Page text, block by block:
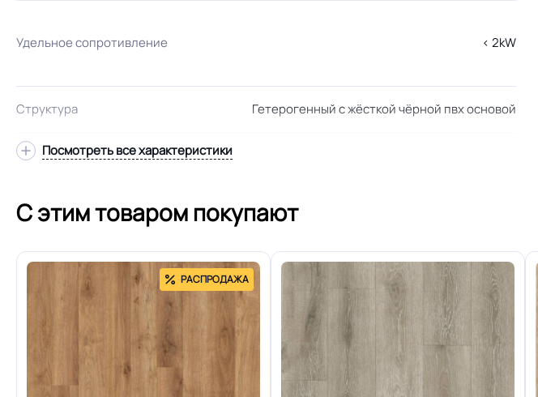
Удельное сопротивление < 2kW
Структура Гетерогенный с жёсткой чёрной пвх основой
Ширина
Область применения
коридора, Для офиса, Для переговорной
Для холла больниц, Для коридора и класса
школ, Для цеха завода, Для склада, Для цеха
электронной сборки, Для серверной, Для опта
Класс горючести
КМ 2 по ФЗ 123 от 22.07.2008г, где В2, Д2, Т2,
РП1
Посмотреть все характеристики
С этим товаром покупают
РАСПРОДАЖА